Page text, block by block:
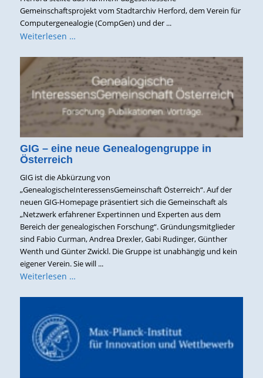
Gemeinschaftsprojekt vom Stadtarchiv Herford, dem Verein für
Computergenealogie (CompGen) und der ...
Weiterlesen …
GIG – eine neue Genealogengruppe in
Österreich
GIG ist die Abkürzung von
„GenealogischeInteressensGemeinschaft Österreich“. Auf der
neuen GIG-Homepage präsentiert sich die Gemeinschaft als
„Netzwerk erfahrener Expertinnen und Experten aus dem
Bereich der genealogischen Forschung“. Gründungsmitglieder
sind Fabio Curman, Andrea Drexler, Gabi Rudinger, Günther
Wenth und Günter Zwickl. Die Gruppe ist unabhängig und kein
eigener Verein. Sie will ...
Weiterlesen …